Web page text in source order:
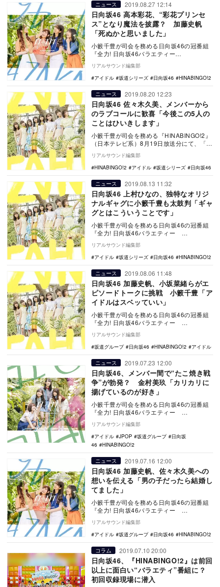
ニュース 2019.08.27 12:14
日向坂46 高本彩花、“彩花プリンセ
ス”となり魔法を披露？ 加藤史帆
「死ぬかと思いました」
小籔千豊が司会を務める日向坂46の冠番組
『全力! 日向坂46バラエティー
HINABINGO!2』（日本テレビ系）が、8月
26日…
リアルサウンド編集部
アイドル
坂道シリーズ 日向坂46 HINABINGO!2
ニュース 2019.08.20 12:23
日向坂46 佐々木久美、メンバーから
のラブコールに歓喜「今後この5人の
ことはひいきします」
小籔千豊が司会を務める『HINABINGO!2』
（日本テレビ系）8月19日放送分にて、「〇
〇は私の嫁！ メンバーが嫁にしたい日
向…
リアルサウンド編集部
HINABINGO!2
アイドル 坂道シリーズ 日向坂46
ニュース 2019.08.13 11:32
日向坂46 上村ひなの、独特なオリジ
ナルギャグに小籔千豊も太鼓判「ギャ
グとはこういうことです」
小籔千豊が司会を務める日向坂46の冠番組
『全力! 日向坂46バラエティー
HINABINGO!2』（日本テレビ系）が、8月
12日…
リアルサウンド編集部
アイドル
坂道シリーズ 日向坂46 HINABINGO!2
ニュース 2019.08.06 11:48
日向坂46 加藤史帆、小坂菜緒らがエ
ピソードトークに挑戦 小籔千豊「ア
イドルはスベッていい」
小籔千豊が司会を務める日向坂46の冠番組
『全力! 日向坂46バラエティー
HINABINGO!2』（日本テレビ系）が、8月5
日に…
リアルサウンド編集部
坂道グループ
日向坂46 HINABINGO!2 アイドル
ニュース 2019.07.23 12:00
日向坂46、メンバー間で“たこ焼き戦
争”が勃発？ 金村美玖「カリカリに
揚げているのが好き」
小籔千豊が司会を務める日向坂46の冠番組
『全力! 日向坂46バラエティー
HINABINGO!2』（日本テレビ系）が、7月
23日…
リアルサウンド編集部
アイドル
JPOP 坂道グループ
日向坂
46
HINABINGO!2
ニュース 2019.07.16 12:00
日向坂46 加藤史帆、佐々木久美への
想いを伝える「男の子だったら結婚し
てました」
小籔千豊が司会を務める日向坂46の冠番組
『全力! 日向坂46バラエティー
HINABINGO!2』（日本テレビ系）が、7月
16日…
リアルサウンド編集部
アイドル
坂道グループ 日向坂46 HINABINGO!2
コラム 2019.07.10 20:00
日向坂46、『HINABINGO!2』は前回
以上に面白い“バラエティ”番組に？
初回収録現場に潜入